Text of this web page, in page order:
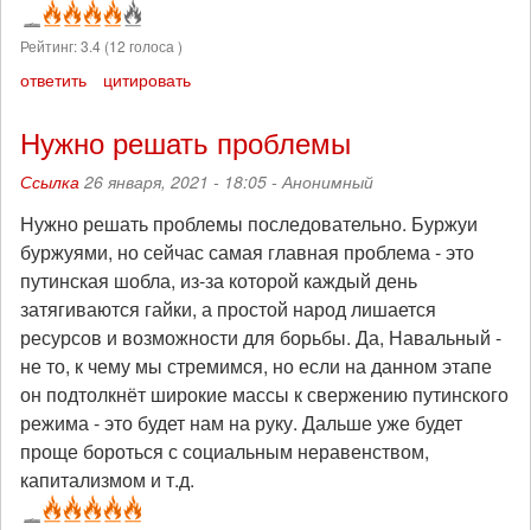
Рейтинг:3.4 (12 голоса )
ответить цитировать
Нужно решать проблемы
Ссылка 26 января, 2021 - 18:05 -Анонимный
Нужно решать проблемы последовательно. Буржуи
буржуями, но сейчас самая главная проблема - это
путинская шобла, из-за которой каждый день
затягиваются гайки, а простой народ лишается
ресурсов и возможности для борьбы. Да, Навальный -
не то, к чему мы стремимся, но если на данном этапе
он подтолкнёт широкие массы к свержению путинского
режима - это будет нам на руку. Дальше уже будет
проще бороться с социальным неравенством,
капитализмом и т.д.